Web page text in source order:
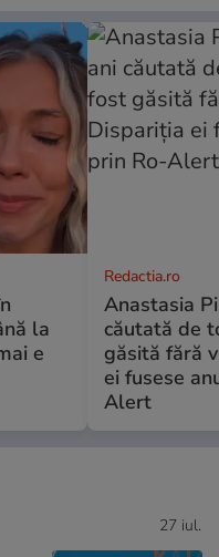
la
e
Redactia.ro
Anastasia
căutată de
găsită fără
ei fusese
Alert
27 iul.